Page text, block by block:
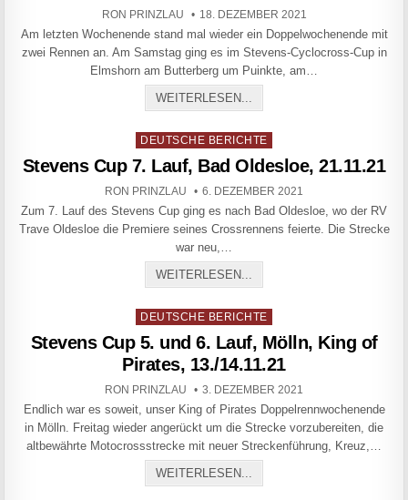
AUTHOR:
RON PRINZLAU PUBLISHED DATE:
18. DEZEMBER 2021
Am letzten Wochenende stand mal wieder ein Doppelwochenende mit
zwei Rennen an. Am Samstag ging es im Stevens-Cyclocross-Cup in
Elmshorn am Butterberg um Puinkte, am…
WEITERLESEN...
Posted in
DEUTSCHE BERICHTE
Stevens Cup 7. Lauf, Bad Oldesloe, 21.11.21
AUTHOR:
RON PRINZLAU PUBLISHED DATE:
6. DEZEMBER 2021
Zum 7. Lauf des Stevens Cup ging es nach Bad Oldesloe, wo der RV
Trave Oldesloe die Premiere seines Crossrennens feierte. Die Strecke
war neu,…
WEITERLESEN...
Posted in
DEUTSCHE BERICHTE
Stevens Cup 5. und 6. Lauf, Mölln, King of
Pirates, 13./14.11.21
AUTHOR:
RON PRINZLAU PUBLISHED DATE:
3. DEZEMBER 2021
Endlich war es soweit, unser King of Pirates Doppelrennwochenende
in Mölln. Freitag wieder angerückt um die Strecke vorzubereiten, die
altbewährte Motocrossstrecke mit neuer Streckenführung, Kreuz,…
WEITERLESEN...